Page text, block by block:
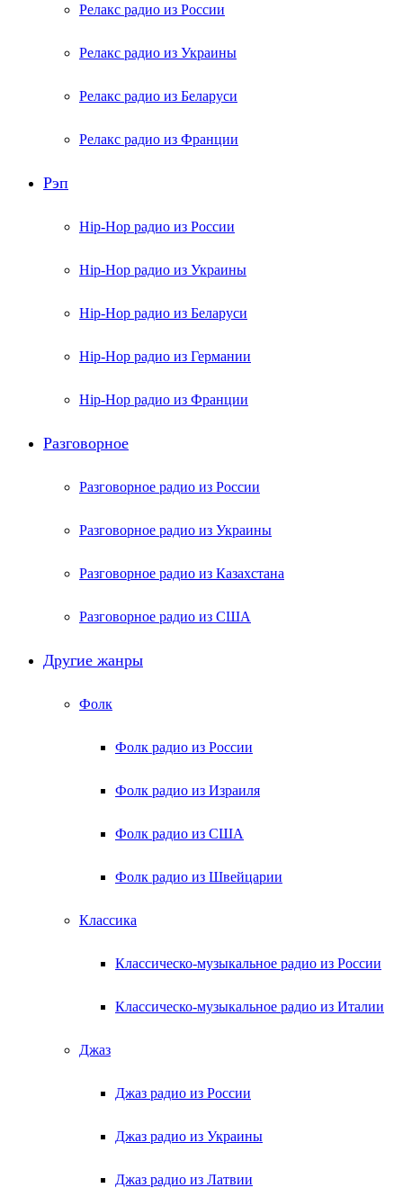
Релакс радио из России
Релакс радио из Украины
Релакс радио из Беларуси
Релакс радио из Франции
Рэп
Hip-Hop радио из России
Hip-Hop радио из Украины
Hip-Hop радио из Беларуси
Hip-Hop радио из Германии
Hip-Hop радио из Франции
Разговорное
Разговорное радио из России
Разговорное радио из Украины
Разговорное радио из Казахстана
Разговорное радио из США
Другие жанры
Фолк
Фолк радио из России
Фолк радио из Израиля
Фолк радио из США
Фолк радио из Швейцарии
Классика
Классическо-музыкальное радио из России
Классическо-музыкальное радио из Италии
Джаз
Джаз радио из России
Джаз радио из Украины
Джаз радио из Латвии